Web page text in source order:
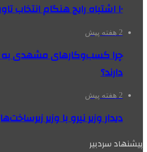
۱۰ اشتباه رایج هنگام انتخاب تاورکرین برای پروژه
2 هفته پیش
چرا کسب‌وکارهای مشهدی به
دارند؟
2 هفته پیش
دیدار وزیر نیرو با وزیر
پیشنهاد سردبیر